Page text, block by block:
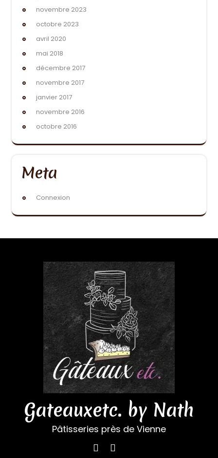
novembre 2023
octobre 2023
avril 2020
mai 2018
décembre 2017
novembre 2017
janvier 2017
novembre 2016
octobre 2016
Meta
Connexion
Gateauxetc. by Nath
Pâtisseries près de Vienne